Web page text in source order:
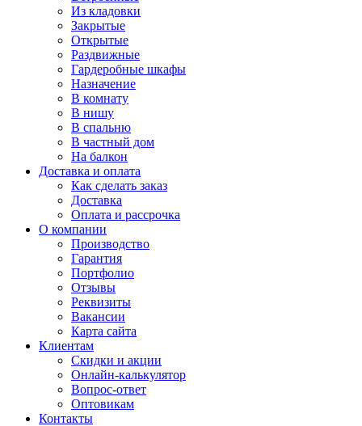
Из кладовки
Закрытые
Открытые
Раздвижные
Гардеробные шкафы
Назначение
В комнату
В нишу
В спальню
В частный дом
На балкон
Доставка и оплата
Как сделать заказ
Доставка
Оплата и рассрочка
О компании
Производство
Гарантия
Портфолио
Отзывы
Реквизиты
Вакансии
Карта сайта
Клиентам
Скидки и акции
Онлайн-калькулятор
Вопрос-ответ
Оптовикам
Контакты